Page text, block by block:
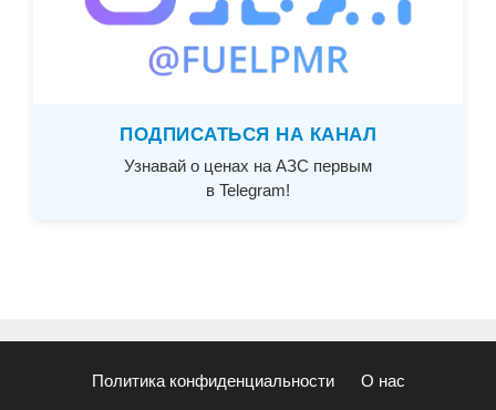
ПОДПИСАТЬСЯ НА КАНАЛ
Узнавай о ценах на АЗС первым
в Telegram!
Политика конфиденциальности О нас